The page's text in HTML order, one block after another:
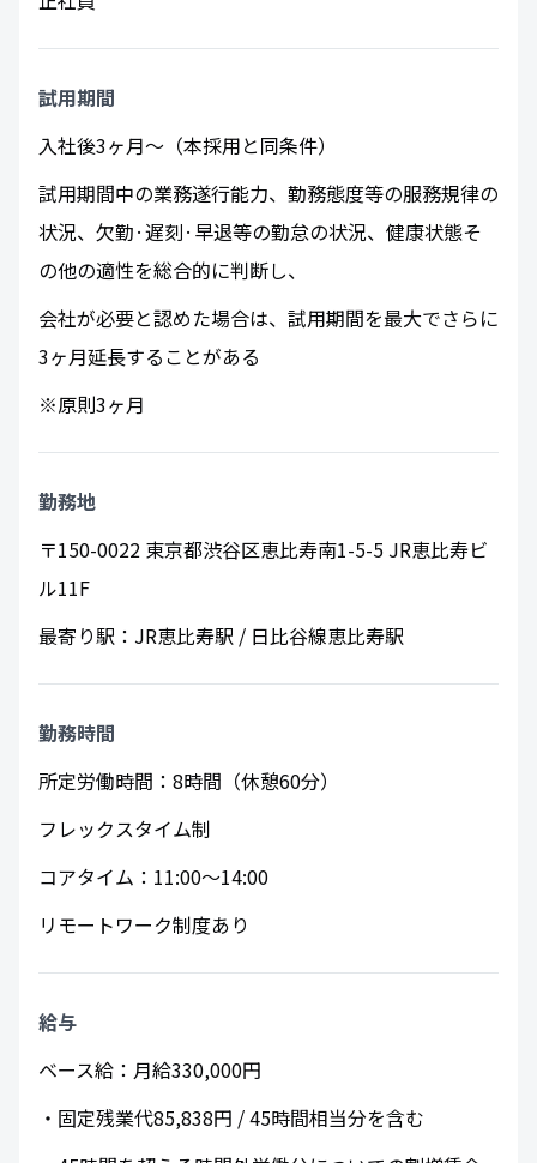
試用期間
入社後3ヶ月～（本採用と同条件）
試用期間中の業務遂行能力、勤務態度等の服務規律の
状況、欠勤·遅刻·早退等の勤怠の状況、健康状態そ
の他の適性を総合的に判断し、
会社が必要と認めた場合は、試用期間を最大でさらに
3ヶ月延長することがある
※原則3ヶ月
勤務地
〒150-0022 東京都渋谷区恵比寿南1-5-5 JR恵比寿ビ
ル11F
最寄り駅：JR恵比寿駅 / 日比谷線恵比寿駅
​勤務時間
所定労働時間：8時間（休憩60分）
フレックスタイム制
コアタイム：11:00～14:00
リモートワーク制度あり
給与
ベース給：月給330,000円
・固定残業代85,838円 / 45時間相当分を含む